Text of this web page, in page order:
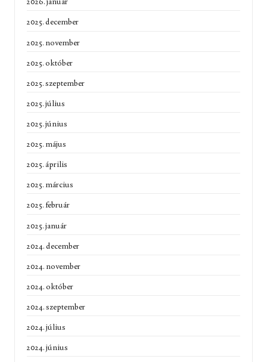
2025. december
2025. november
2025. október
2025. szeptember
2025. július
2025. június
2025. május
2025. április
2025. március
2025. február
2025. január
2024. december
2024. november
2024. október
2024. szeptember
2024. július
2024. június